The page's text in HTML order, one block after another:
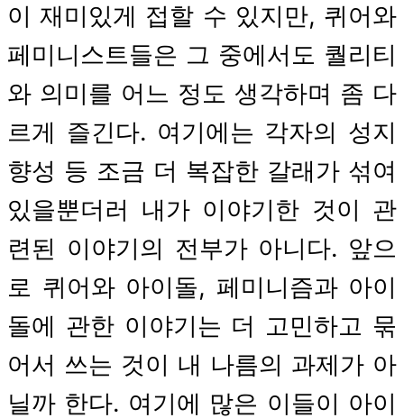
이 재미있게 접할 수 있지만, 퀴어와
페미니스트들은 그 중에서도 퀄리티
와 의미를 어느 정도 생각하며 좀 다
르게 즐긴다. 여기에는 각자의 성지
향성 등 조금 더 복잡한 갈래가 섞여
있을뿐더러 내가 이야기한 것이 관
련된 이야기의 전부가 아니다. 앞으
로 퀴어와 아이돌, 페미니즘과 아이
돌에 관한 이야기는 더 고민하고 묶
어서 쓰는 것이 내 나름의 과제가 아
닐까 한다. 여기에 많은 이들이 아이